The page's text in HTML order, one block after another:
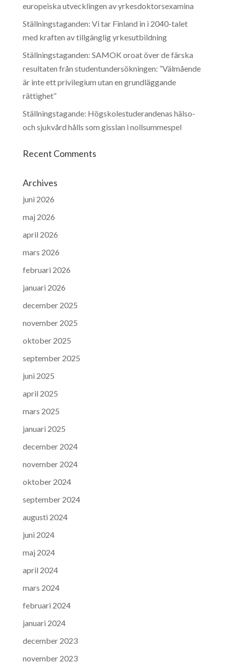
europeiska utvecklingen av yrkesdoktorsexamina
Ställningstaganden: Vi tar Finland in i 2040-talet
med kraften av tillgänglig yrkesutbildning
Ställningstaganden: SAMOK oroat över de färska
resultaten från studentundersökningen: ”Välmående
är inte ett privilegium utan en grundläggande
rättighet”
Ställningstagande: Högskolestuderandenas hälso-
och sjukvård hålls som gisslan i nollsummespel
Recent Comments
Archives
juni 2026
maj 2026
april 2026
mars 2026
februari 2026
januari 2026
december 2025
november 2025
oktober 2025
september 2025
juni 2025
april 2025
mars 2025
januari 2025
december 2024
november 2024
oktober 2024
september 2024
augusti 2024
juni 2024
maj 2024
april 2024
mars 2024
februari 2024
januari 2024
december 2023
november 2023